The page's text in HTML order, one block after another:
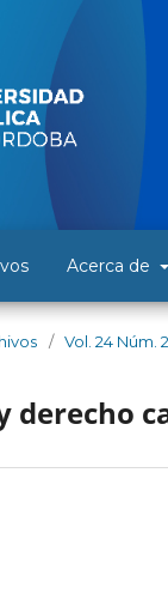
Acerca de
/ Vol. 24 Núm.
derecho